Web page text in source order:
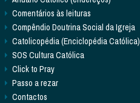
Comentários às leituras
Compêndio Doutrina Social da Igreja
Catolicopédia (Enciclopédia Católica)
SOS Cultura Católica
Click to Pray
Passo a rezar
Contactos